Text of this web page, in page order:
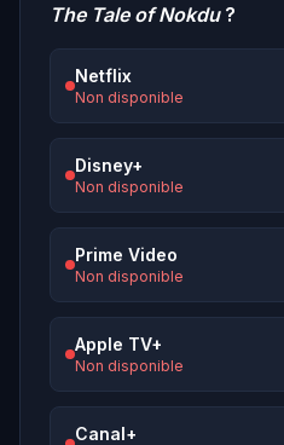
The Tale of Nokdu?
Netflix
Non disponible
Disney+
Non disponible
Prime Video
Non disponible
Apple TV+
Non disponible
Canal+